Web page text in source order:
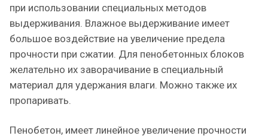
при использовании специальных методов
выдерживания. Влажное выдерживание имеет
большое воздействие на увеличение предела
прочности при сжатии. Для пенобетонных блоков
желательно их заворачивание в специальный
материал для удержания влаги. Можно также их
пропаривать.
Пенобетон, имеет линейное увеличение прочности